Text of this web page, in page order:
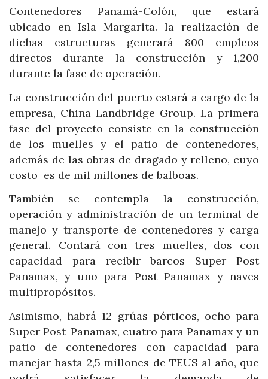
Contenedores Panamá-Colón, que estará
ubicado en Isla Margarita. la realización de
dichas estructuras generará 800 empleos
directos durante la construcción y 1,200
durante la fase de operación.
La construcción del puerto estará a cargo de la
empresa, China Landbridge Group. La primera
fase del proyecto consiste en la construcción
de los muelles y el patio de contenedores,
además de las obras de dragado y relleno, cuyo
costo es de mil millones de balboas.
También se contempla la construcción,
operación y administración de un terminal de
manejo y transporte de contenedores y carga
general. Contará con tres muelles, dos con
capacidad para recibir barcos Super Post
Panamax, y uno para Post Panamax y naves
multipropósitos.
Asimismo, habrá 12 grúas pórticos, ocho para
Super Post-Panamax, cuatro para Panamax y un
patio de contenedores con capacidad para
manejar hasta 2,5 millones de TEUS al año, que